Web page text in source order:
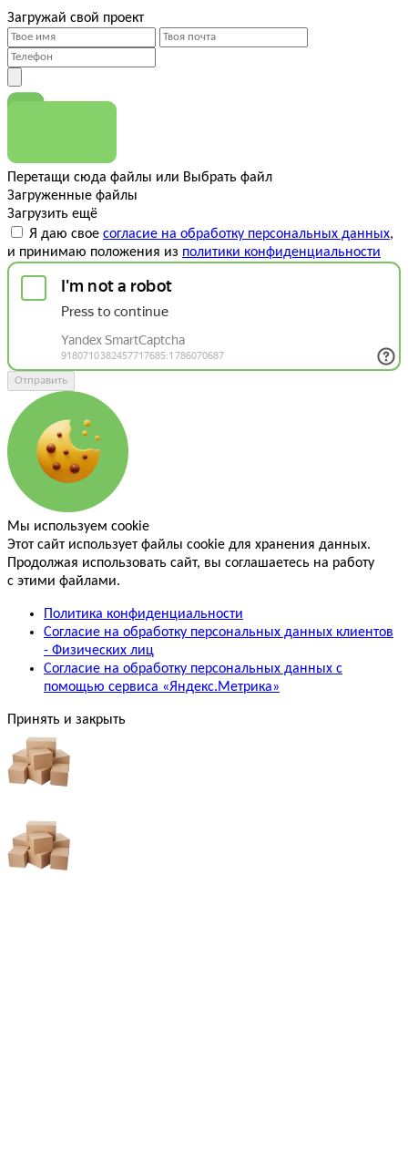
Загружай свой проект
Перетащи сюда файлы или Выбрать файл
Загруженные файлы
Загрузить ещё
Я даю свое согласие на обработку персональных данных,
и принимаю положения из политики конфиденциальности
Отправить
Мы используем cookie
Этот сайт использует файлы cookie для хранения данных.
Продолжая использовать сайт, вы соглашаетесь на работу
с этими файлами.
Политика конфиденциальности
Согласие на обработку персональных данных клиентов
- Физических лиц
Согласие на обработку персональных данных с
помощью сервиса «Яндекс.Метрика»
Принять и закрыть